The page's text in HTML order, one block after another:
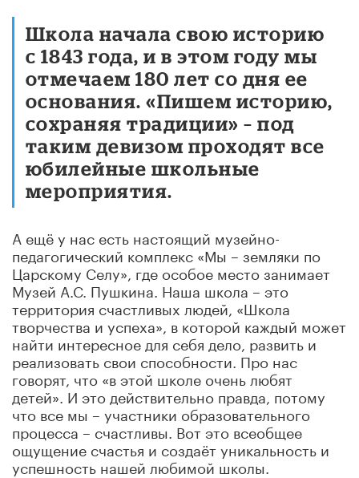
Школа начала свою историю
с 1843 года, и в этом году мы
отмечаем 180 лет со дня ее
основания. «Пишем историю,
сохраняя традиции» – под
таким девизом проходят все
юбилейные школьные
мероприятия.
А ещё у нас есть настоящий музейно-
педагогический комплекс «Мы – земляки по
Царскому Селу», где особое место занимает
Музей А.С. Пушкина. Наша школа – это
территория счастливых людей, «Школа
творчества и успеха», в которой каждый может
найти интересное для себя дело, развить и
реализовать свои способности. Про нас
говорят, что «в этой школе очень любят
детей». И это действительно правда, потому
что все мы – участники образовательного
процесса – счастливы. Вот это всеобщее
ощущение счастья и создаёт уникальность и
успешность нашей любимой школы.